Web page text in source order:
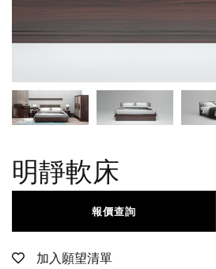
明靜軟床
加入願望清單
報價查詢